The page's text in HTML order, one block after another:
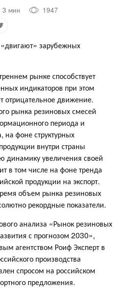
3 мин
1947
зарубежных
рынке способствует
индикаторов при этом
отрицательное движение.
рынка резиновых смесей
периода и
на фоне структурных
внутри страны
динамику увеличения своей
в том числе на фоне тренда
продукции на экспорт.
объем рынка резиновых
рекордные показатели.
анализа «Рынок резиновых
с прогнозом 2030»,
агентством Роиф Эксперт в
производства
спросом на российском
предложения.